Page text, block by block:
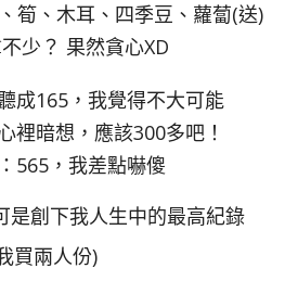
筍、木耳、四季豆、蘿蔔(送)
少？ 果然貪心XD
成165，我覺得不大可能
裡暗想，應該300多吧！
565，我差點嚇傻
是創下我人生中的最高紀錄
買兩人份)